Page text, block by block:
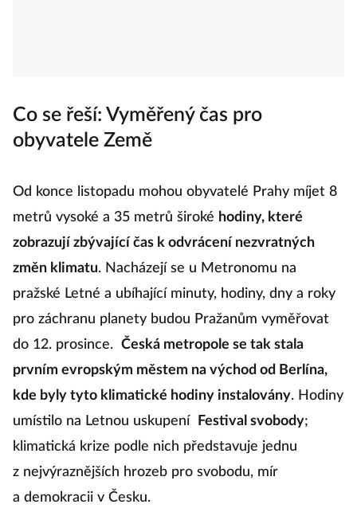
Co se řeší: Vyměřený čas pro
obyvatele Země
Od konce listopadu mohou obyvatelé Prahy míjet 8
metrů vysoké a 35 metrů široké hodiny, které
zobrazují zbývající čas k odvrácení nezvratných
změn klimatu. Nacházejí se u Metronomu na
pražské Letné a ubíhající minuty, hodiny, dny a roky
pro záchranu planety budou Pražanům vyměřovat
do 12. prosince. Česká metropole se tak stala
prvním evropským městem na východ od Berlína,
kde byly tyto klimatické hodiny instalovány. Hodiny
umístilo na Letnou uskupení
Festival svobody;
klimatická krize podle nich představuje jednu
z nejvýraznějších hrozeb pro svobodu, mír
a demokracii v Česku.